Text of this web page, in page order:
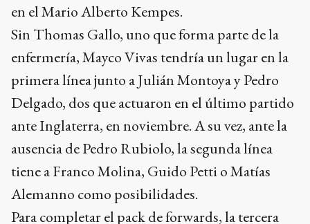
en el Mario Alberto Kempes.
Sin Thomas Gallo, uno que forma parte de la
enfermería, Mayco Vivas tendría un lugar en la
primera línea junto a Julián Montoya y Pedro
Delgado, dos que actuaron en el último partido
ante Inglaterra, en noviembre. A su vez, ante la
ausencia de Pedro Rubiolo, la segunda línea
tiene a Franco Molina, Guido Petti o Matías
Alemanno como posibilidades.
Para completar el pack de forwards, la tercera